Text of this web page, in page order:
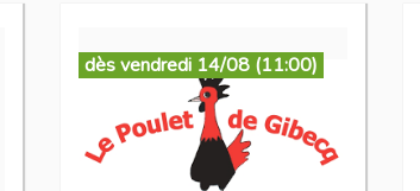
dès vendredi 14/08 (11:00)